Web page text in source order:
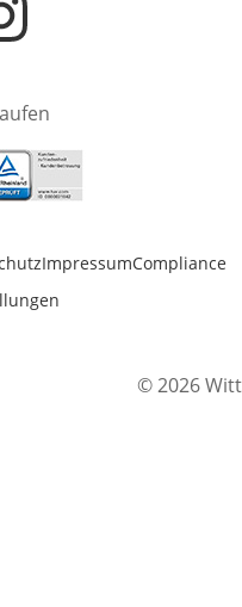
Fenster
in neuem Fenster
FensterFenster
in neuem Fenster
ImpressumCompliance
© 2026 Witt